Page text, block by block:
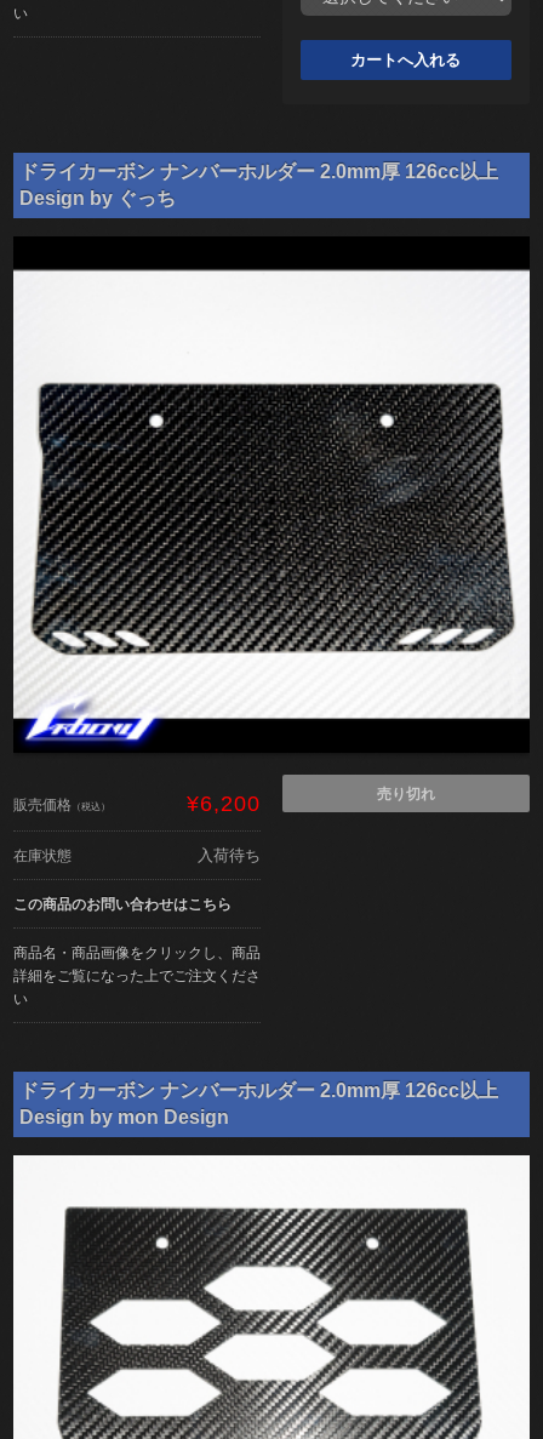
い
ドライカーボン ナンバーホルダー 2.0mm厚 126cc以上
Design by ぐっち
販売価格 （税込） ¥6,200
在庫状態 入荷待ち
この商品のお問い合わせはこちら
商品名・商品画像をクリックし、商品
詳細をご覧になった上でご注文くださ
い
売り切れ
ドライカーボン ナンバーホルダー 2.0mm厚 126cc以上
Design by mon Design